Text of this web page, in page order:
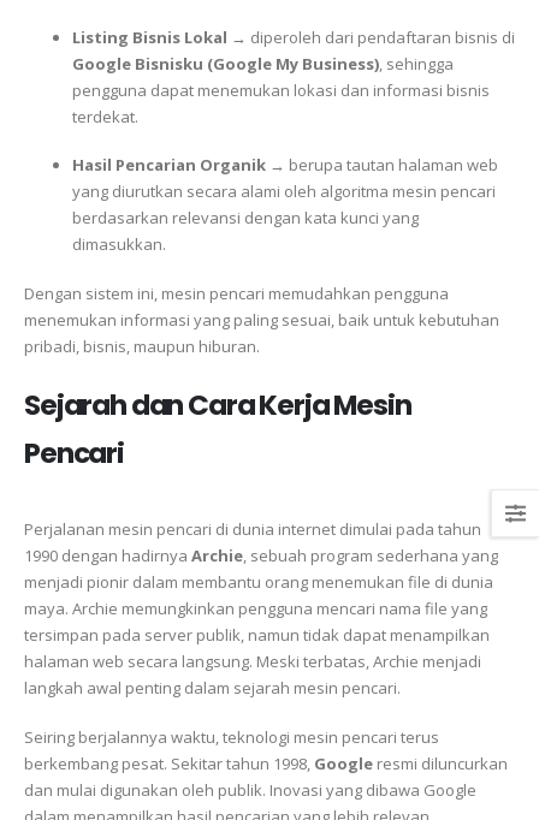
Listing Bisnis Lokal → diperoleh dari pendaftaran bisnis di
Google Bisnisku (Google My Business) , sehingga
pengguna dapat menemukan lokasi dan informasi bisnis
terdekat.
Hasil Pencarian Organik → berupa tautan halaman web
yang diurutkan secara alami oleh algoritma mesin pencari
berdasarkan relevansi dengan kata kunci yang
dimasukkan.
Dengan sistem ini, mesin pencari memudahkan pengguna
menemukan informasi yang paling sesuai, baik untuk kebutuhan
pribadi, bisnis, maupun hiburan.
Sejarah dan Cara Kerja Mesin
Pencari
Perjalanan mesin pencari di dunia internet dimulai pada tahun
1990 dengan hadirnya Archie, sebuah program sederhana yang
menjadi pionir dalam membantu orang menemukan file di dunia
maya. Archie memungkinkan pengguna mencari nama file yang
tersimpan pada server publik, namun tidak dapat menampilkan
halaman web secara langsung. Meski terbatas, Archie menjadi
langkah awal penting dalam sejarah mesin pencari.
Seiring berjalannya waktu, teknologi mesin pencari terus
berkembang pesat. Sekitar tahun 1998, Google resmi diluncurkan
dan mulai digunakan oleh publik. Inovasi yang dibawa Google